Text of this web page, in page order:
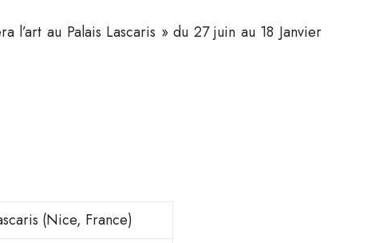
l’art au Palais Lascaris » du 27 juin au 18 Janvier
(Nice, France)